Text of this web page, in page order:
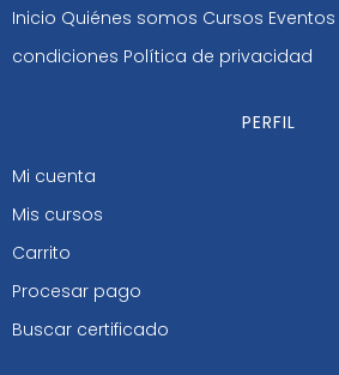
Inicio Quiénes somos Cursos Eventos
condiciones Política de privacidad
PERFIL
Mi cuenta
Mis cursos
Carrito
Procesar pago
Buscar certificado